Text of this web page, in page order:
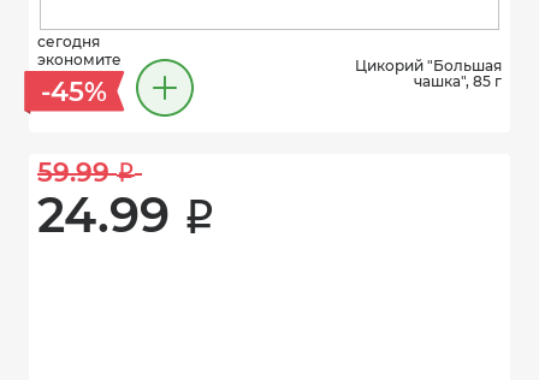
сегодня
экономите
-45%
Цикорий "Большая
чашка", 85 г
59.99 i
24.99 i